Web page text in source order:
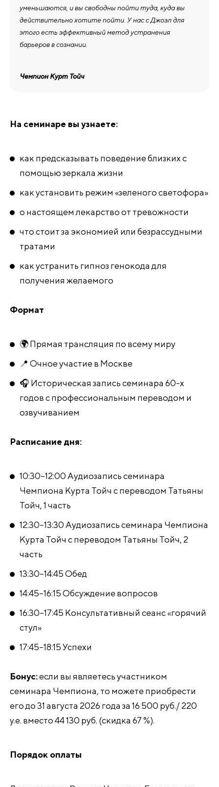
уменьшаются, и вы свободны пойти туда, куда вы
действительно хотите пойти. У нас с Джоэл для
этого есть эффективный метод устранения
барьеров в сознании.
Чемпион Курт Тойч
На семинаре вы узнаете:
как предсказывать поведение близких с
помощью зеркала жизни
как установить режим «зеленого светофора»
о настоящем лекарство от тревожности
что стоит за экономией или безрассудными
тратами
как устранить гипноз генокода для
получения желаемого
Формат
🌍 Прямая трансляция по всему миру
📍 Очное участие в Москве
🎧 Историческая запись семинара 60-х
годов с профессиональным переводом и
озвучиванием
Расписание дня:
10:30–12:00 Аудиозапись семинара
Чемпиона Курта Тойч с переводом Татьяны
Тойч, 1 часть
12:30–13:30 Аудиозапись семинара Чемпиона
Курта Тойч с переводом Татьяны Тойч, 2
часть
13:30–14:45 Обед
14:45–16:15 Обсуждение вопросов
16:30–17:45 Консультативный сеанс «горячий
стул»
17:45–18:15 Успехи
Бонус:если вы являетесь участником
семинара Чемпиона, то можете приобрести
его до 31 августа 2026 года за 16 500 руб./ 220
у.е. вместо 44 130 руб. (скидка 67 %).
Порядок оплаты